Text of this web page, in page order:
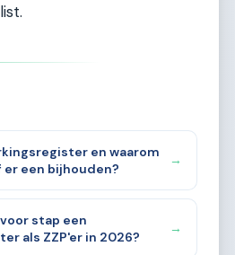
en waarom
een bijhouden?
→
stap een
als ZZP'er in 2026?
→